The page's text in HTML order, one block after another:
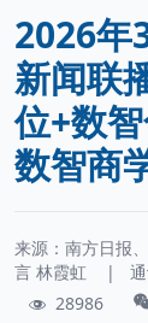
2026年
新闻联
位+数
数智商
来源：南方日报
言 林霞虹 |
28986